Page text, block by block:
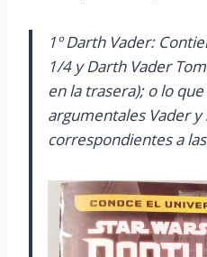
1º Darth Vader:
1/4 y Darth Vader
en la trasera); o lo
argumentales Vader
correspondientes a